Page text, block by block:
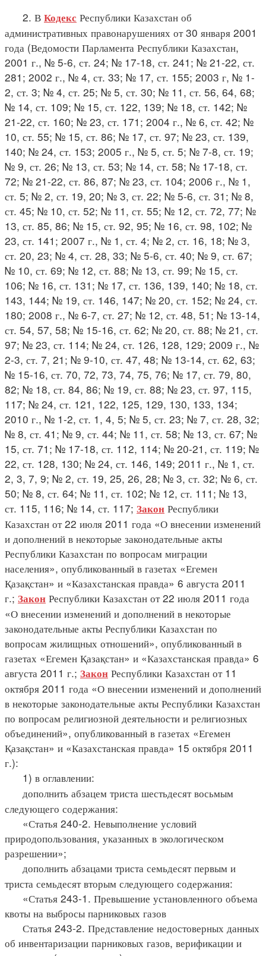
2. В Кодекс Республики Казахстан об
административных правонарушениях от 30 января 2001
года (Ведомости Парламента Республики Казахстан,
2001 г., № 5-6, ст. 24; № 17-18, ст. 241; № 21-22, ст.
281; 2002 г., № 4, ст. 33; № 17, ст. 155; 2003 г, № 1-
2, ст. 3; № 4, ст. 25; № 5, ст. 30; № 11, ст. 56, 64, 68;
№ 14, ст. 109; № 15, ст. 122, 139; № 18, ст. 142; №
21-22, ст. 160; № 23, ст. 171; 2004 г., № 6, ст. 42; №
10, ст. 55; № 15, ст. 86; № 17, ст. 97; № 23, ст. 139,
140; № 24, ст. 153; 2005 г., № 5, ст. 5; № 7-8, ст. 19;
№ 9, ст. 26; № 13, ст. 53; № 14, ст. 58; № 17-18, ст.
72; № 21-22, ст. 86, 87; № 23, ст. 104; 2006 г., № 1,
ст. 5; № 2, ст. 19, 20; № 3, ст. 22; № 5-6, ст. 31; № 8,
ст. 45; № 10, ст. 52; № 11, ст. 55; № 12, ст. 72, 77; №
13, ст. 85, 86; № 15, ст. 92, 95; № 16, ст. 98, 102; №
23, ст. 141; 2007 г., № 1, ст. 4; № 2, ст. 16, 18; № 3,
ст. 20, 23; № 4, ст. 28, 33; № 5-6, ст. 40; № 9, ст. 67;
№ 10, ст. 69; № 12, ст. 88; № 13, ст. 99; № 15, ст.
106; № 16, ст. 131; № 17, ст. 136, 139, 140; № 18, ст.
143, 144; № 19, ст. 146, 147; № 20, ст. 152; № 24, ст.
180; 2008 г., № 6-7, ст. 27; № 12, ст. 48, 51; № 13-14,
ст. 54, 57, 58; № 15-16, ст. 62; № 20, ст. 88; № 21, ст.
97; № 23, ст. 114; № 24, ст. 126, 128, 129; 2009 г., №
2-3, ст. 7, 21; № 9-10, ст. 47, 48; № 13-14, ст. 62, 63;
№ 15-16, ст. 70, 72, 73, 74, 75, 76; № 17, ст. 79, 80,
82; № 18, ст. 84, 86; № 19, ст. 88; № 23, ст. 97, 115,
117; № 24, ст. 121, 122, 125, 129, 130, 133, 134;
2010 г., № 1-2, ст. 1, 4, 5; № 5, ст. 23; № 7, ст. 28, 32;
№ 8, ст. 41; № 9, ст. 44; № 11, ст. 58; № 13, ст. 67; №
15, ст. 71; № 17-18, ст. 112, 114; № 20-21, ст. 119; №
22, ст. 128, 130; № 24, ст. 146, 149; 2011 г., № 1, ст.
2, 3, 7, 9; № 2, ст. 19, 25, 26, 28; № 3, ст. 32; № 6, ст.
50; № 8, ст. 64; № 11, ст. 102; № 12, ст. 111; № 13,
ст. 115, 116; № 14, ст. 117; Закон Республики
Казахстан от 22 июля 2011 года «О внесении изменений
и дополнений в некоторые законодательные акты
Республики Казахстан по вопросам миграции
населения», опубликованный в газетах «Егемен
Қазақстан» и «Казахстанская правда» 6 августа 2011
г.; Закон Республики Казахстан от 22 июля 2011 года
«О внесении изменений и дополнений в некоторые
законодательные акты Республики Казахстан по
вопросам жилищных отношений», опубликованный в
газетах «Егемен Қазақстан» и «Казахстанская правда» 6
августа 2011 г.; Закон Республики Казахстан от 11
октября 2011 года «О внесении изменений и дополнений
в некоторые законодательные акты Республики Казахстан
по вопросам религиозной деятельности и религиозных
объединений», опубликованный в газетах «Егемен
Қазақстан» и «Казахстанская правда» 15 октября 2011
г.):
1) в оглавлении:
дополнить абзацем триста шестьдесят восьмым
следующего содержания:
«Статья 240-2. Невыполнение условий
природопользования, указанных в экологическом
разрешении»;
дополнить абзацами триста семьдесят первым и
триста семьдесят вторым следующего содержания:
«Статья 243-1. Превышение установленного объема
квоты на выбросы парниковых газов
Статья 243-2. Представление недостоверных данных
об инвентаризации парниковых газов, верификации и